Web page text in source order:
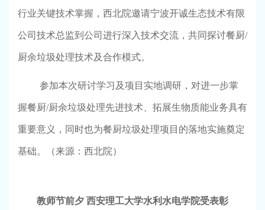
行业关键技术掌握，西北院邀请宁波开诚生态技术有限
公司技术总监到公司进行深入技术交流，共同探讨餐厨/
厨余垃圾处理技术及合作模式。
参加本次研讨学习及项目实地调研，对进一步掌
握餐厨/厨余垃圾处理先进技术、拓展生物质能业务具有
重要意义，同时也为餐厨垃圾处理项目的落地实施奠定
基础。 （来源：西北院）
教师节前夕 西安理工大学水利水电学院受表彰